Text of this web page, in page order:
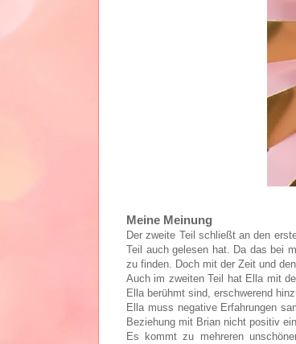
Meine Meinung
Der zweite Teil schließt an den
Teil auch gelesen hat. Da das bei
zu finden. Doch mit der Zeit und
Auch im zweiten Teil hat Ella mit
Ella berühmt sind, erschwerend
Ella muss negative Erfahrungen
Beziehung mit Brian nicht positiv
Es kommt zu mehreren